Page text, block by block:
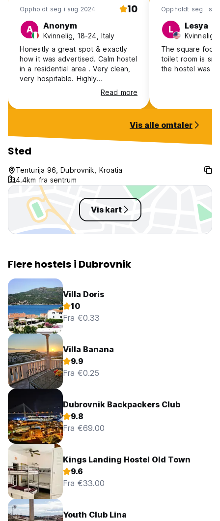
Oppholdt seg i aug 2024 10
A Anonym
Kvinnelig, 18-24, Italy
Honestly a great spot & exactly
how it was advertised. Calm hostel
in a residential area . Very clean,
very hospitable. Highly
Read more
Oppholdt seg i
L Lesya
Kvinnelig,
The square
toilet room is
the hostel was
Vis alle omtaler
Sted
Tenturija 96, Dubrovnik, Kroatia
4.4km fra sentrum
Vis kart
Flere hostels i Dubrovnik
Villa Doris
10
Fra €0.33
Villa Banana
9.9
Fra €0.25
Dubrovnik Backpackers Club
9.8
Fra €69.00
Kings Landing Hostel Old Town
9.6
Fra €33.00
Youth Club Lina